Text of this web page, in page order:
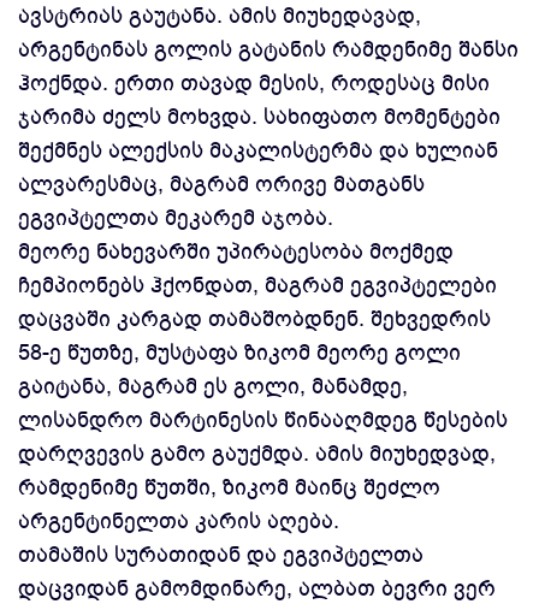
ავსტრიას გაუტანა. ამის მიუხედავად,
არგენტინას გოლის გატანის რამდენიმე შანსი
ჰოქნდა. ერთი თავად მესის, როდესაც მისი
ჯარიმა ძელს მოხვდა. სახიფათო მომენტები
შექმნეს ალექსის მაკალისტერმა და ხულიან
ალვარესმაც, მაგრამ ორივე მათგანს
ეგვიპტელთა მეკარემ აჯობა.
მეორე ნახევარში უპირატესობა მოქმედ
ჩემპიონებს ჰქონდათ, მაგრამ ეგვიპტელები
დაცვაში კარგად თამაშობდნენ. შეხვედრის
58-ე წუთზე, მუსტაფა ზიკომ მეორე გოლი
გაიტანა, მაგრამ ეს გოლი, მანამდე,
ლისანდრო მარტინესის წინააღმდეგ წესების
დარღვევის გამო გაუქმდა. ამის მიუხედვად,
რამდენიმე წუთში, ზიკომ მაინც შეძლო
არგენტინელთა კარის აღება.
თამაშის სურათიდან და ეგვიპტელთა
დაცვიდან გამომდინარე, ალბათ ბევრი ვერ